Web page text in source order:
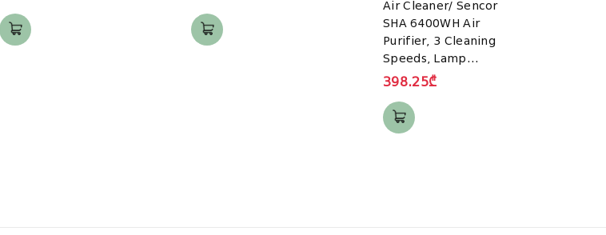
Air Cleaner/ Sencor
SHA 6400WH Air
Purifier, 3 Cleaning
Speeds, Lamp
Lifetime: 20,000 Hours,
Area: up to 20m2,
Power Input: 60W,
398.25₾